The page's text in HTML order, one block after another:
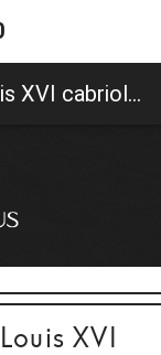
XVI
Recouverture fauteuil Louis XVI cabriolet en tissu beige paris